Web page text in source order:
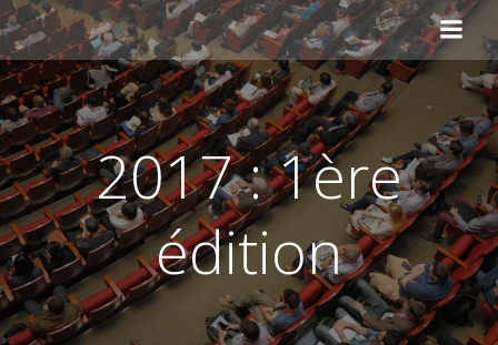
Aller
au
contenu
2017 : 1ère
édition